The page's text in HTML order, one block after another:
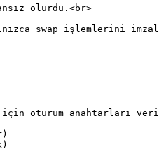
olurdu.<br>
swap işlemlerini
için oturum anahtarları